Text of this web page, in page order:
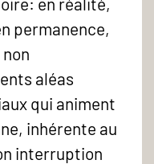
permanence,
aléas
qui animent
inhérente au
interruption